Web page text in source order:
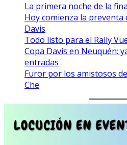
La primera noche de la
Hoy comienza la
Davis
Todo listo para el Rally
Copa Davis en Neuquén:
entradas
Furor por los amistosos
Che